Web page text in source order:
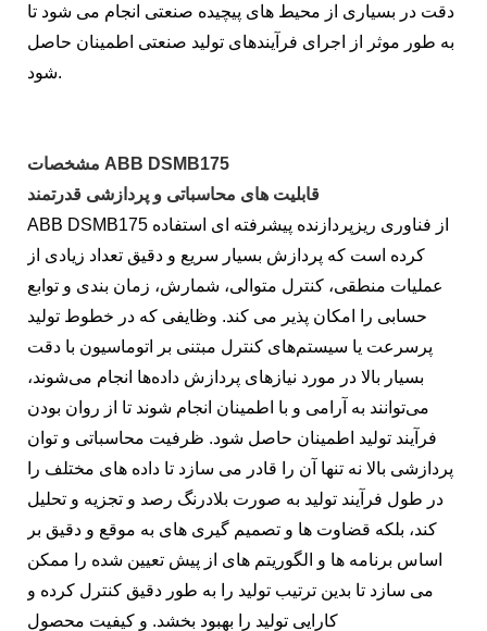
دقت در بسیاری از محیط های پیچیده صنعتی انجام می شود تا
به طور موثر از اجرای فرآیندهای تولید صنعتی اطمینان حاصل
شود.
مشخصات ABB DSMB175
قابلیت های محاسباتی و پردازشی قدرتمند
ABB DSMB175 از فناوری ریزپردازنده پیشرفته ای استفاده
کرده است که پردازش بسیار سریع و دقیق تعداد زیادی از
عملیات منطقی، کنترل متوالی، شمارش، زمان بندی و توابع
حسابی را امکان پذیر می کند. وظایفی که در خطوط تولید
پرسرعت یا سیستم‌های کنترل مبتنی بر اتوماسیون با دقت
بسیار بالا در مورد نیازهای پردازش داده‌ها انجام می‌شوند،
می‌توانند به آرامی و با اطمینان انجام شوند تا از روان بودن
فرآیند تولید اطمینان حاصل شود. ظرفیت محاسباتی و توان
پردازشی بالا نه تنها آن را قادر می سازد تا داده های مختلف را
در طول فرآیند تولید به صورت بلادرنگ رصد و تجزیه و تحلیل
کند، بلکه قضاوت ها و تصمیم گیری های به موقع و دقیق بر
اساس برنامه ها و الگوریتم های از پیش تعیین شده را ممکن
می سازد تا بدین ترتیب تولید را به طور دقیق کنترل کرده و
کارایی تولید را بهبود بخشد. و کیفیت محصول